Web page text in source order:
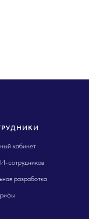
кабинет
сотрудников
разработка